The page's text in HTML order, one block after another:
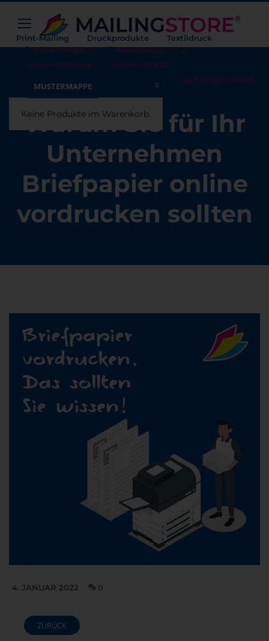
+49 (0) 871 974815 -13
info@mailingstore.de
25 Jahre Erfahrung
Bestellen ab 1 Ex.
Warenkorb 0
Keine Produkte im Warenkorb.
Login / Registrierung
Print-Mailing Druckprodukte
Textildruck
Werbetechnik
Warehousing
Hilfe
Beratungsgespräch vereinbaren
MUSTERMAPPE
Warum Sie für Ihr
Unternehmen
Briefpapier online
vordrucken sollten
4. JANUAR 2022 0
ZURÜCK
ZURÜCK